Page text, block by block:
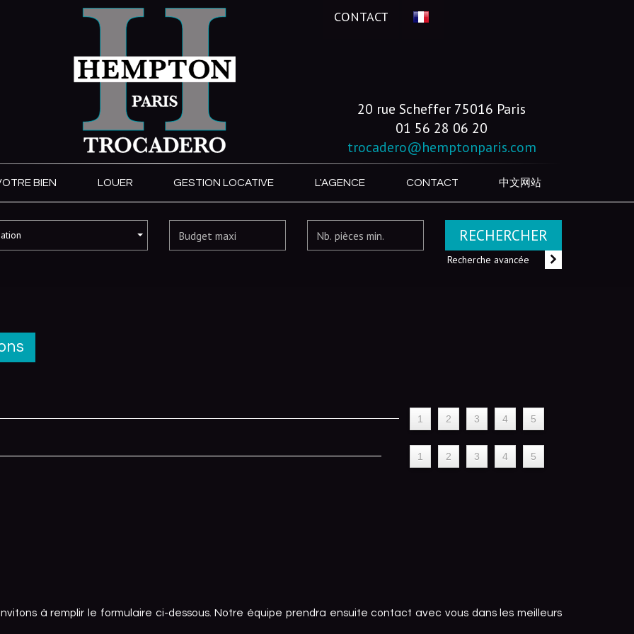
CONTACT
20 rue Scheffer 75016 Paris
01 56 28 06 20
trocadero@hemptonparis.com
BIEN LOUER GESTION LOCATIVE L'AGENCE CONTACT 中文网站
RECHERCHER
Recherche avancée
1 2 3 4 5
1 2 3 4 5
à remplir le formulaire ci-dessous. Notre équipe prendra ensuite contact avec vous dans les meilleurs